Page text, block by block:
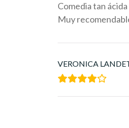
Comedia tan
Muy
VERONICA